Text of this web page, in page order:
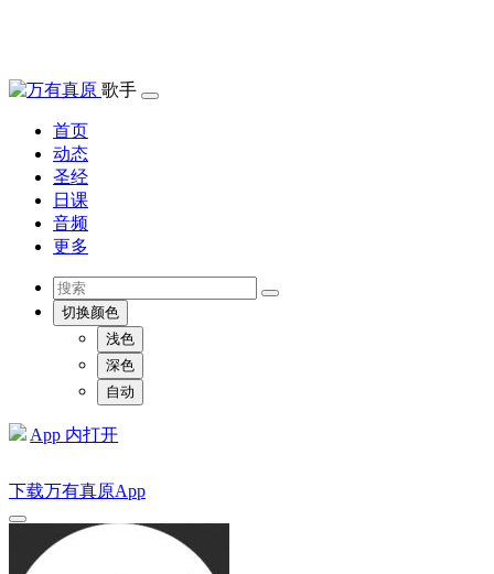
歌手
首页
动态
圣经
日课
音频
更多
切换颜色
浅色
深色
自动
App 内打开
下载万有真原App